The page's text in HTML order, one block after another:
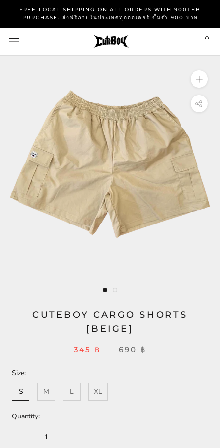
content
FREE LOCAL SHIPPING ON ALL ORDERS WITH 900THB
PURCHASE. ส่งฟรีภายในประเทศทุกออเดอร์ ขั้นต่ำ 900 บาท
CUTEBOY CARGO SHORTS
[BEIGE]
345 ฿ 690 ฿
Size:
S
M L XL
Quantity: